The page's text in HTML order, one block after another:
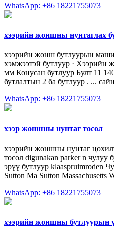
WhatsApp: +86 18221755073
хээрийн жоншны нунтаглах
хээрийн жонш бутлуурын
хэмжээтэй бутлуур ·
мм Конусан бутлуур Булт 11
бутлалтын 2 ба бутлуур . ...
WhatsApp: +86 18221755073
хээр жоншны нунтаг төсөл
хээрийн жоншны нунтаг
төсөл digunakan parker n чулуу
эрүү бутлуур klaaspruimroden
Sutton Ma Sutton Massachusetts
WhatsApp: +86 18221755073
хээрийн жоншны бутлуурын